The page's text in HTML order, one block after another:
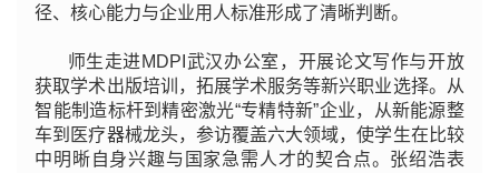
径、核心能力与企业用人标准形成了清晰判断。
师生走进MDPI武汉办公室，开展论文写作与开放
获取学术出版培训，拓展学术服务等新兴职业选择。从
智能制造标杆到精密激光“专精特新”企业，从新能源整
车到医疗器械龙头，参访覆盖六大领域，使学生在比较
中明晰自身兴趣与国家急需人才的契合点。张绍浩表